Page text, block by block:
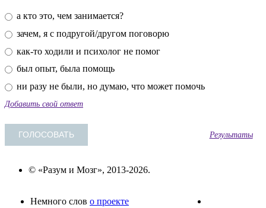
а кто это, чем занимается?
зачем, я с подругой/другом поговорю
как-то ходили и психолог не помог
был опыт, была помощь
ни разу не были, но думаю, что может помочь
Добавить свой ответ
Результаты
© «Разум и Мозг», 2013-2026.
Немного слов о проекте